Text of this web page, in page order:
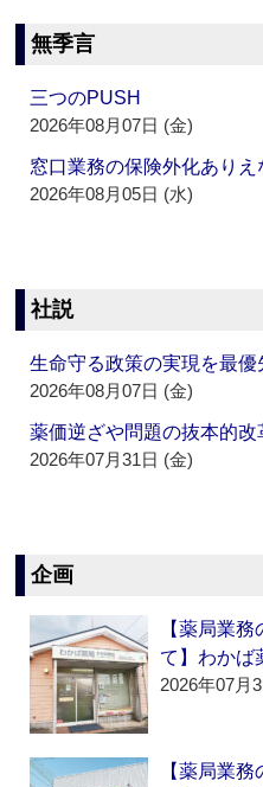
無季言
三つのPUSH
2026年08月07日 (金)
窓口業務の保険外化ありえ
2026年08月05日 (水)
社説
生命守る政策の実現を最優
2026年08月07日 (金)
薬価逆ざや問題の抜本的改
2026年07月31日 (金)
企画
【薬局業
て】わかば
2026年07月
【薬局業